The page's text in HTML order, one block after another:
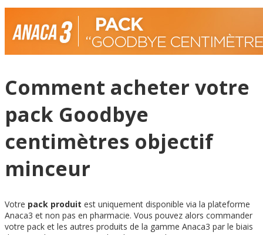
Comment acheter votre
pack Goodbye
centimètres objectif
minceur
Votre pack produit est uniquement disponible via la plateforme
Anaca3 et non pas en pharmacie. Vous pouvez alors commander
votre pack et les autres produits de la gamme Anaca3 par le biais